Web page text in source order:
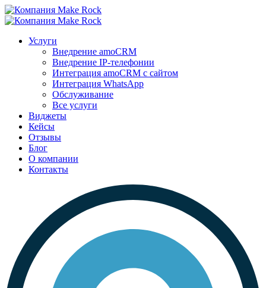
Услуги
Внедрение amoCRM
Внедрение IP-телефонии
Интеграция amoCRM с сайтом
Интеграция WhatsApp
Обслуживание
Все услуги
Виджеты
Кейсы
Отзывы
Блог
О компании
Контакты